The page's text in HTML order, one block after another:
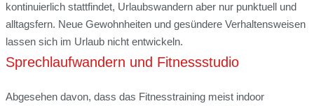
kontinuierlich stattfindet, Urlaubswandern aber nur punktuell und
alltagsfern. Neue Gewohnheiten und gesündere Verhaltensweisen
lassen sich im Urlaub nicht entwickeln.
Sprechlaufwandern und Fitnessstudio
Abgesehen davon, dass das Fitnesstraining meist indoor